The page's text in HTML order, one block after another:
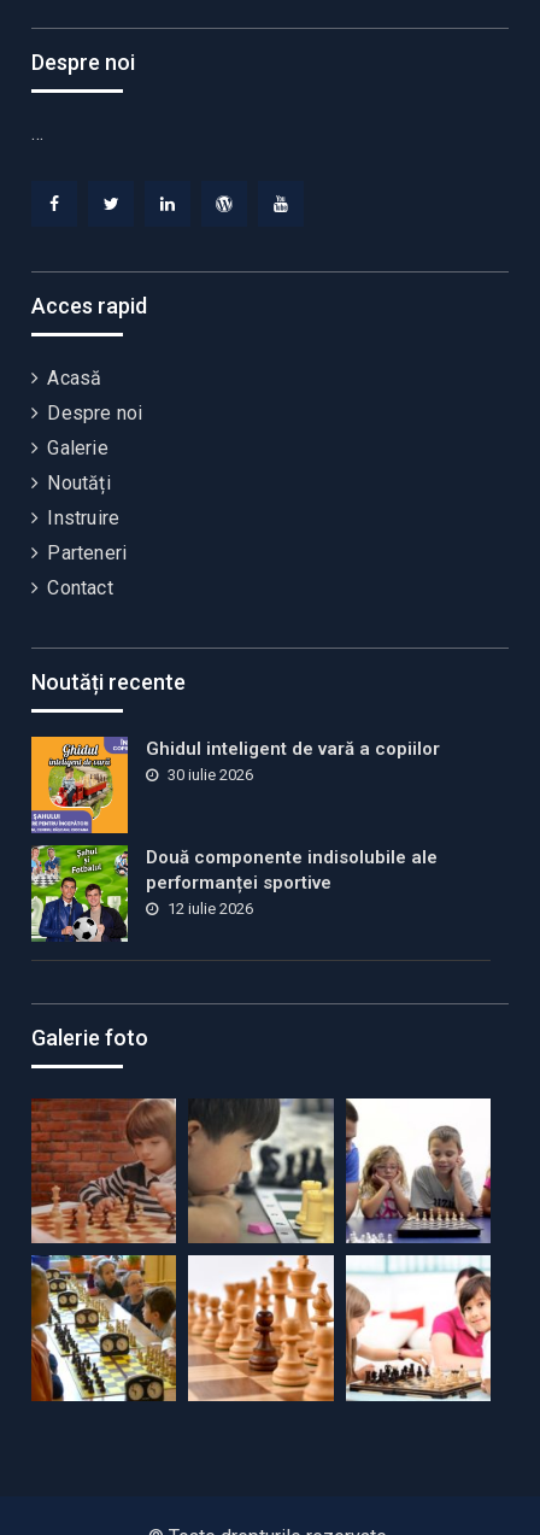
Despre noi
…
Acces rapid
Acasă
Despre noi
Galerie
Noutăți
Instruire
Parteneri
Contact
Noutăți recente
Ghidul inteligent de vară a copiilor
30 iulie 2026
Două componente indisolubile ale
performanței sportive
12 iulie 2026
Galerie foto